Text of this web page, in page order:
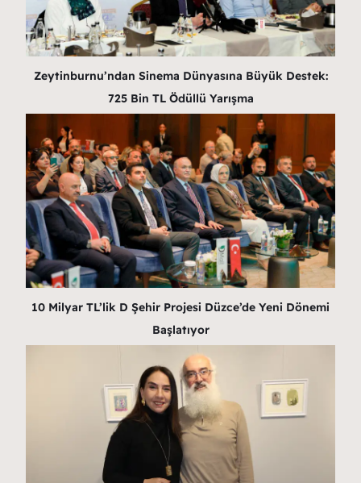
Zeytinburnu’ndan Sinema Dünyasına Büyük Destek:
725 Bin TL Ödüllü Yarışma
10 Milyar TL’lik D Şehir Projesi Düzce’de Yeni Dönemi
Başlatıyor